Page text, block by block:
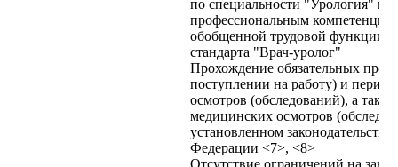
по специальности "Урология" в
профессиональным
обобщенной трудовой функции
стандарта "Врач-уролог"
Прохождение обязательных
поступлении на работу) и
осмотров (обследований), а
медицинских осмотров
установленном
Федерации <7>, <8>